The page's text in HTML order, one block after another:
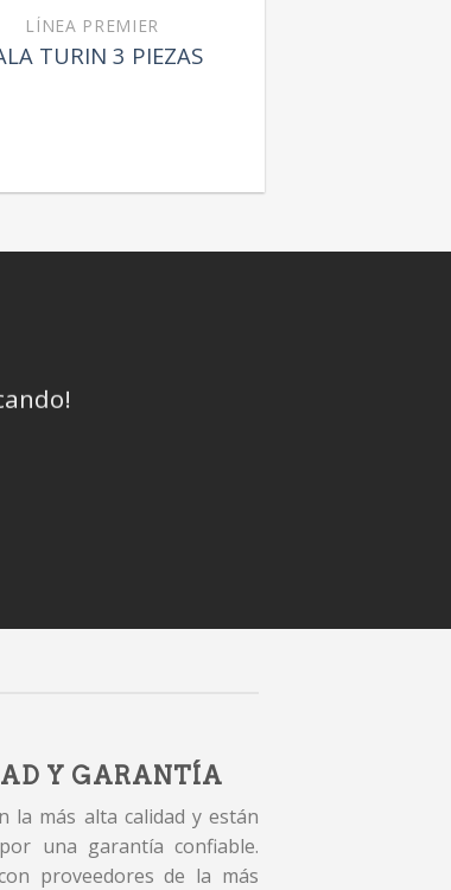
LÍNEA PREMIER
TURIN 3 PIEZAS
Y GARANTÍA
la más alta calidad y están
una garantía confiable.
proveedores de la más